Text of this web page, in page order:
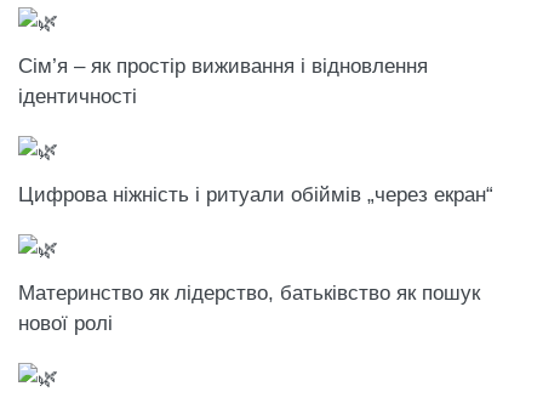
Сім’я – як простір виживання і відновлення
ідентичності
Цифрова ніжність і ритуали обіймів „через екран“
Материнство як лідерство, батьківство як пошук
нової ролі